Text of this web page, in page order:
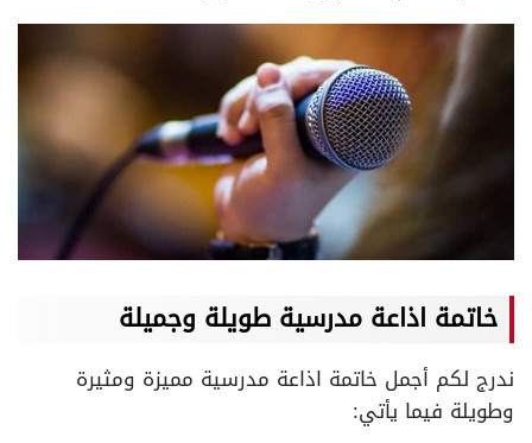
خاتمة اذاعة مدرسية طويلة وجميلة
ندرج لكم أجمل خاتمة اذاعة مدرسية مميزة ومثيرة
وطويلة فيما يأتي: